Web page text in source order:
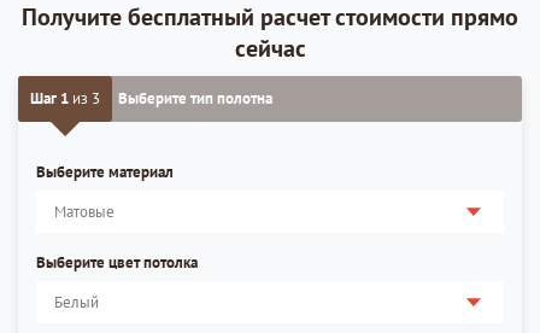
Получите бесплатный расчет стоимости прямо
сейчас
Шаг 1 из 3 Выберите тип полотна
Выберите материал
Выберите цвет потолка